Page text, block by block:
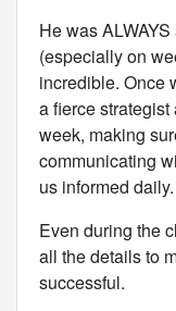
He was
(especially on
incredible. Once
a fierce
week, making
communicating
us informed daily.
Even during the
all the details to
successful.